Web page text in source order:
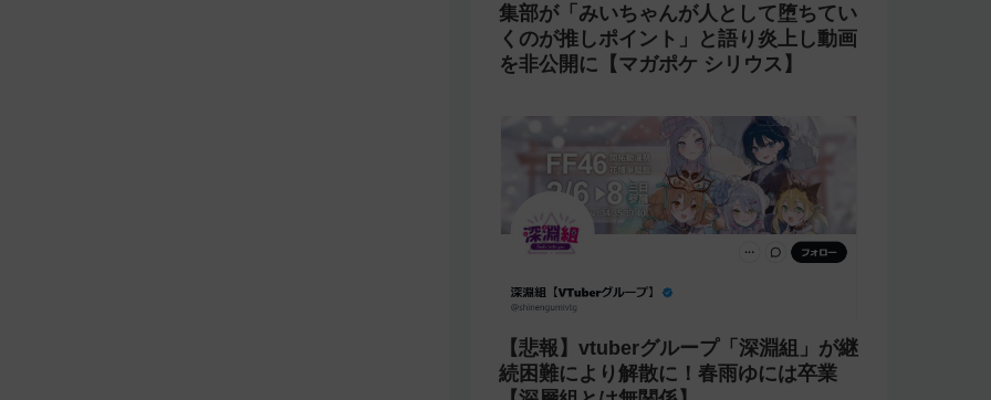
集部が「みいちゃんが人として堕ちてい
くのが推しポイント」と語り炎上し動画
を非公開に【マガポケ シリウス】
【悲報】vtuberグループ「深淵組」が継
続困難により解散に！春雨ゆには卒業